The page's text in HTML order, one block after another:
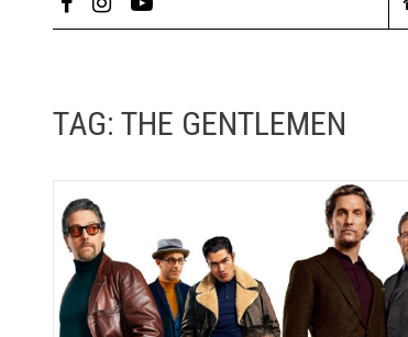
TAG: THE GENTLEMEN